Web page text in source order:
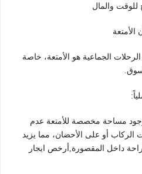
الجماعية هو الأمتعة، خاصة
مساحة مخصصة للأمتعة عدم
أو على الأحضان، مما يزيد
داخل المقصورة,أرخص ايجار